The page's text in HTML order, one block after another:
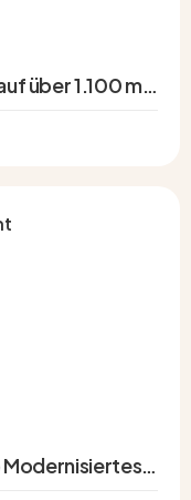
über 1.100 m²
Modernisiertes